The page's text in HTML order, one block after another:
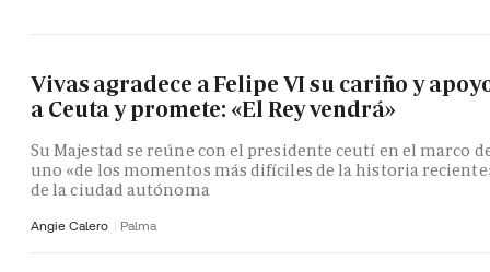
Vivas agradece a Felipe VI su cariño y
a Ceuta y promete: «El Rey vendrá»
Su Majestad se reúne con el presidente ceutí en el marco
uno «de los momentos más difíciles de la historia
de la ciudad autónoma
Angie Calero Palma